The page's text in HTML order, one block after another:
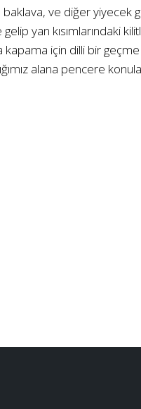
ve diğer yiyecek
gelip yan kısımlarındaki
kapama için dilli bir
alana pencere